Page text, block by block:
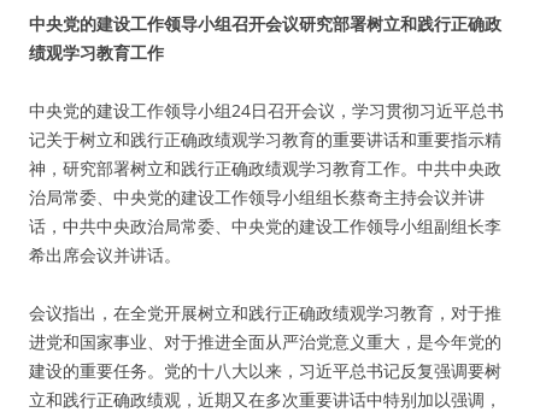
中央党的建设工作领导小组召开会议研究部署树立和践行正确政
绩观学习教育工作
中央党的建设工作领导小组24日召开会议，学习贯彻习近平总书
记关于树立和践行正确政绩观学习教育的重要讲话和重要指示精
神，研究部署树立和践行正确政绩观学习教育工作。中共中央政
治局常委、中央党的建设工作领导小组组长蔡奇主持会议并讲
话，中共中央政治局常委、中央党的建设工作领导小组副组长李
希出席会议并讲话。
会议指出，在全党开展树立和践行正确政绩观学习教育，对于推
进党和国家事业、对于推进全面从严治党意义重大，是今年党的
建设的重要任务。党的十八大以来，习近平总书记反复强调要树
立和践行正确政绩观，近期又在多次重要讲话中特别加以强调，